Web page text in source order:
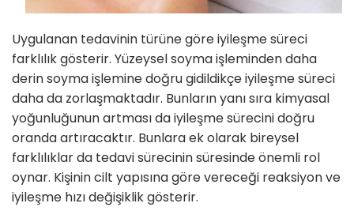
Uygulanan tedavinin türüne göre iyileşme süreci
farklılık gösterir. Yüzeysel soyma işleminden daha
derin soyma işlemine doğru gidildikçe iyileşme süreci
daha da zorlaşmaktadır. Bunların yanı sıra kimyasal
yoğunluğunun artması da iyileşme sürecini doğru
oranda artıracaktır. Bunlara ek olarak bireysel
farklılıklar da tedavi sürecinin süresinde önemli rol
oynar. Kişinin cilt yapısına göre vereceği reaksiyon ve
iyileşme hızı değişiklik gösterir.